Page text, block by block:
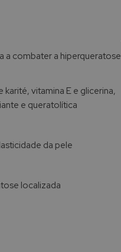
a combater a hiperqueratose
vitamina E e glicerina,
e queratolítica
da pele
localizada